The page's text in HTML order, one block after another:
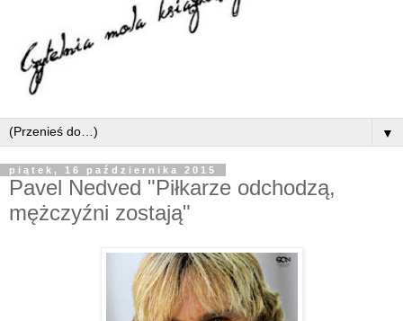
▼
piątek, 16 października 2015
Pavel Nedved "Piłkarze odchodzą,
mężczyźni zostają"